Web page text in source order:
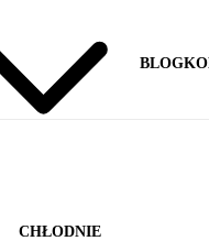
CHŁODNIE
BLOG